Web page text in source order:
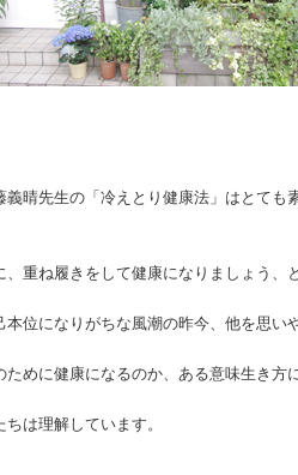
義晴先生の「冷えとり健康法」はとても
、重ね履きをして健康になりましょう、
本位になりがちな風潮の昨今、他を思い
ために健康になるのか、ある意味生き方
ちは理解しています。